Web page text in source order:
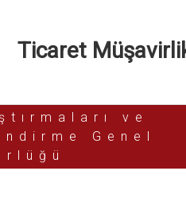
Ticaret
ve
Genel